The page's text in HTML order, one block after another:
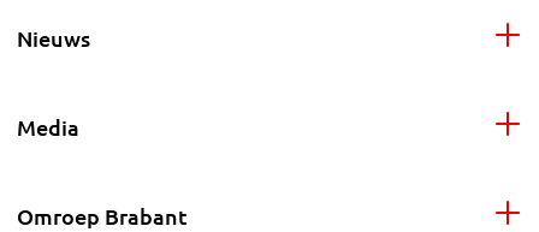
Nieuws
Media
Omroep Brabant